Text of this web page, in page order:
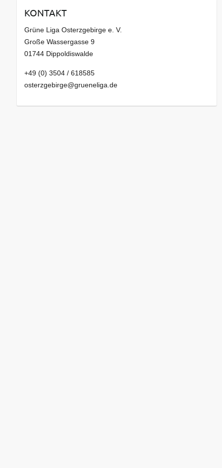
v
KONTAKT
Grüne Liga Osterzgebirge e. V.
Große Wassergasse 9
01744 Dippoldiswalde
+49 (0) 3504 / 618585
osterzgebirge@grueneliga.de